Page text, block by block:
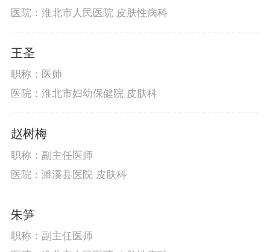
医院：淮北市人民医院 皮肤性病科
王圣
职称：医师
医院：淮北市妇幼保健院 皮肤科
赵树梅
职称：副主任医师
医院：濉溪县医院 皮肤科
朱笋
职称：副主任医师